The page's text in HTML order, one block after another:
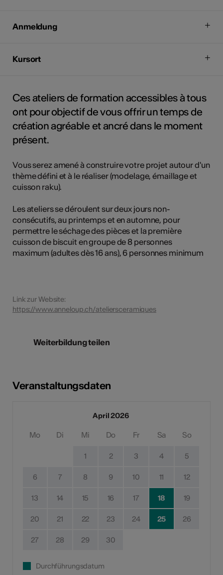
Anmeldung
Kursort
Ces ateliers de formation accessibles à tous
ont pour objectif de vous offrir un temps de
création agréable et ancré dans le moment
présent.
Vous serez amené à construire votre projet autour d'un
thème défini et à le réaliser (modelage, émaillage et
cuisson raku).
Les ateliers se déroulent sur deux jours non-
consécutifs, au printemps et en automne, pour
permettre le séchage des pièces et la première
cuisson de biscuit en groupe de 8 personnes
maximum (adultes dès 16 ans), 6 personnes minimum
Link zur Website:
https://www.anneloup.ch/ateliersceramiques
Weiterbildung teilen
Veranstaltungsdaten
April 2026
Mo Di Mi Do Fr Sa So
1 2 3 4 5
6 7 8 9 10 11 12
13 14 15 16 17 18 19
20 21 22 23 24 25 26
27 28 29 30
Durchführungsdatum